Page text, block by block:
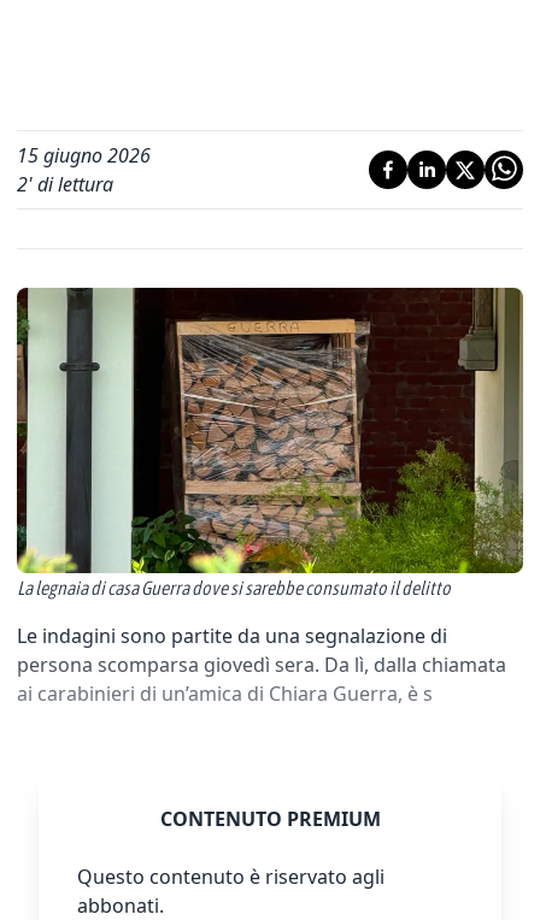
15 giugno 2026
2' di lettura
La legnaia di casa Guerra dove si sarebbe consumato il delitto
Le indagini sono partite da una segnalazione di
persona scomparsa giovedì sera. Da lì, dalla chiamata
ai carabinieri di un’amica di Chiara Guerra, è s
CONTENUTO PREMIUM
Questo contenuto è riservato agli
abbonati.